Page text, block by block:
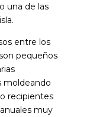
una de las
entre los
pequeños
moldeando
recipientes
muy